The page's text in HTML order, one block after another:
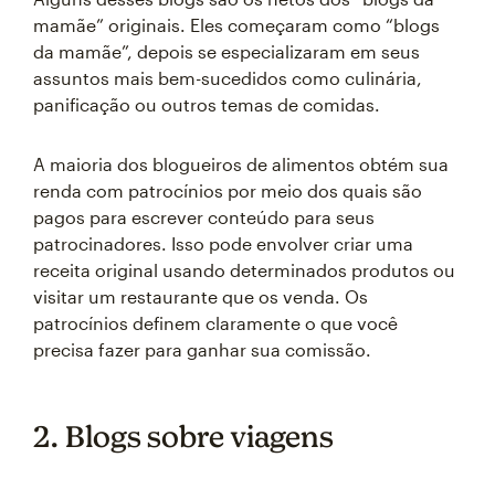
mamãe” originais. Eles começaram como “blogs
da mamãe”, depois se especializaram em seus
assuntos mais bem-sucedidos como culinária,
panificação ou outros temas de comidas.
A maioria dos blogueiros de alimentos obtém sua
renda com patrocínios por meio dos quais são
pagos para escrever conteúdo para seus
patrocinadores. Isso pode envolver criar uma
receita original usando determinados produtos ou
visitar um restaurante que os venda. Os
patrocínios definem claramente o que você
precisa fazer para ganhar sua comissão.
2. Blogs sobre viagens